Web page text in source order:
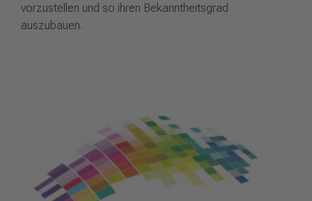
vorzustellen und so ihren Bekanntheitsgrad
auszubauen.